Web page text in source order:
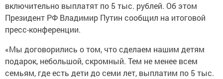
включительно выплатят по 5 тыс. рублей. Об этом
Президент РФ Владимир Путин сообщил на итоговой
пресс-конференции.
«Мы договорились о том, что сделаем нашим детям
подарок, небольшой, скромный. Тем не менее всем
семьям, где есть дети до семи лет, выплатим по 5 тыс.